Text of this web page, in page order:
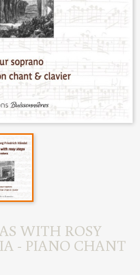
WITH ROSY
- PIANO CHANT